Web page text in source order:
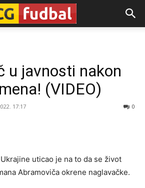
u javnosti nakon
(VIDEO)
17:17 0
uticao je na to da se život
Abramoviča okrene naglavačke.